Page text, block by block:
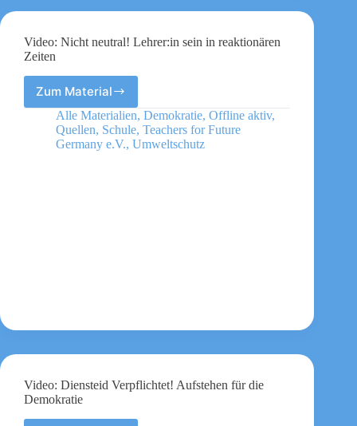
Video: Nicht neutral! Lehrer:in sein in reaktionären
Zeiten
Zum Material
Video:
Nicht
neutral!
Lehrer:in
Alle Materialien, Demokratie, Offline aktiv,
Quellen, Schule, Teachers for Future
Germany e.V., Umweltschutz
Video: Diensteid Verpflichtet! Aufstehen für die
Demokratie